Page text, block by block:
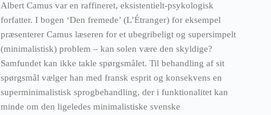
Albert Camus var en raffineret, eksistentielt-psykologisk
forfatter. I bogen ‘Den fremede’ (L’Étranger) for eksempel
præsenterer Camus læseren for et ubegribeligt og supersimpelt
(minimalistisk) problem – kan solen være den skyldige?
Samfundet kan ikke takle spørgsmålet. Til behandling af sit
spørgsmål vælger han med fransk esprit og konsekvens en
superminimalistisk sprogbehandling, der i funktionalitet kan
minde om den ligeledes minimalistiske svenske